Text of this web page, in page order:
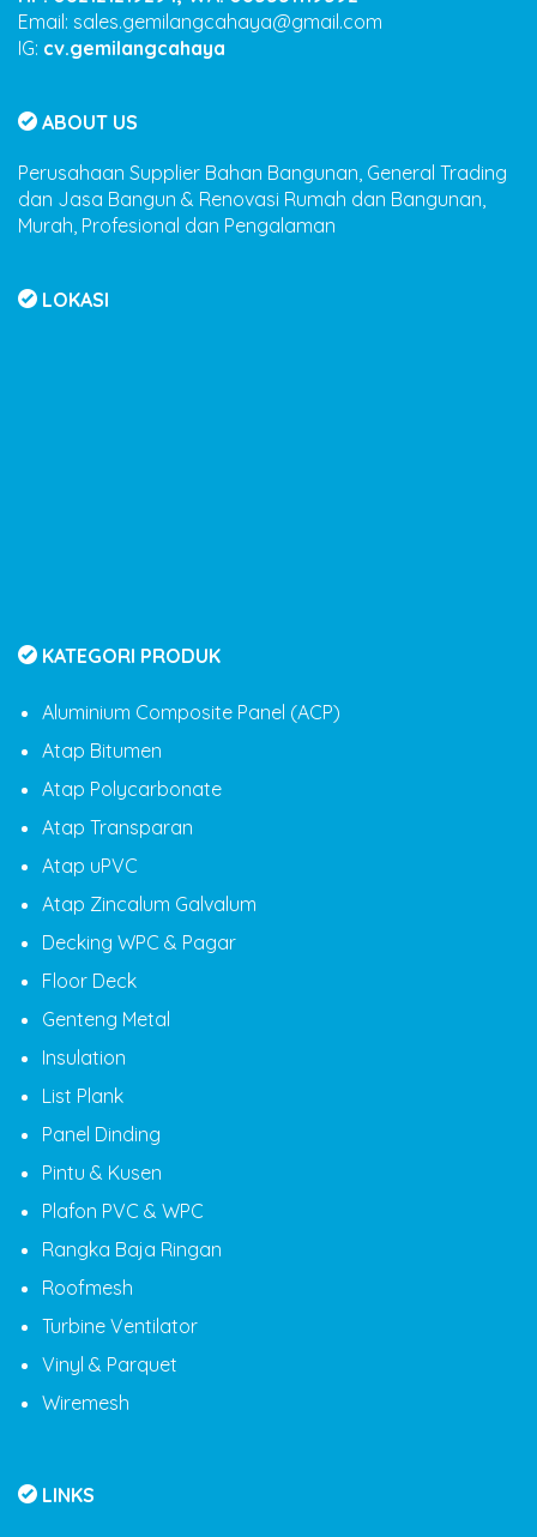
Email: sales.gemilangcahaya@gmail.com
IG: cv.gemilangcahaya
ABOUT US
Perusahaan Supplier Bahan Bangunan, General Trading
dan Jasa Bangun & Renovasi Rumah dan Bangunan,
Murah, Profesional dan Pengalaman
LOKASI
KATEGORI PRODUK
Aluminium Composite Panel (ACP)
Atap Bitumen
Atap Polycarbonate
Atap Transparan
Atap uPVC
Atap Zincalum Galvalum
Decking WPC & Pagar
Floor Deck
Genteng Metal
Insulation
List Plank
Panel Dinding
Pintu & Kusen
Plafon PVC & WPC
Rangka Baja Ringan
Roofmesh
Turbine Ventilator
Vinyl & Parquet
Wiremesh
LINKS